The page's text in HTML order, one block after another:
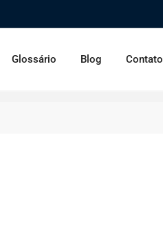
Glossário Blog Contato